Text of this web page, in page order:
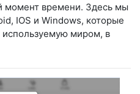
момент времени. Здесь мы
IOS и Windows, которые
миром, в